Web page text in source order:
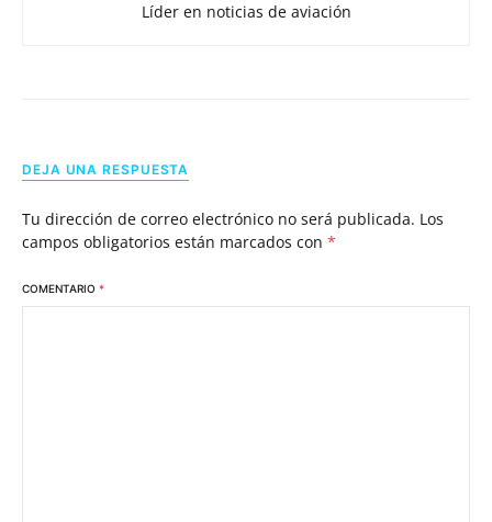
Líder en noticias de aviación
DEJA UNA RESPUESTA
Tu dirección de correo electrónico no será publicada. Los
campos obligatorios están marcados con *
COMENTARIO *